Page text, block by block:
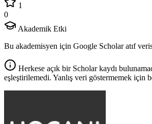
1
0
Akademik Etki
Bu akademisyen için Google Scholar atıf
Herkese açık bir Scholar kaydı
eşleştirilemedi. Yanlış veri göstermemek için